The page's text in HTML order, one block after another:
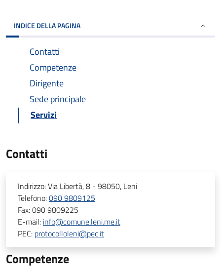
INDICE DELLA PAGINA
Contatti
Competenze
Dirigente
Sede principale
Servizi
Contatti
Indirizzo:Via Libertà, 8 - 98050, Leni
Telefono:090 9809125
Fax:090 9809225
E-mail: info@comune.leni.me.it
PEC: protocolloleni@pec.it
Competenze